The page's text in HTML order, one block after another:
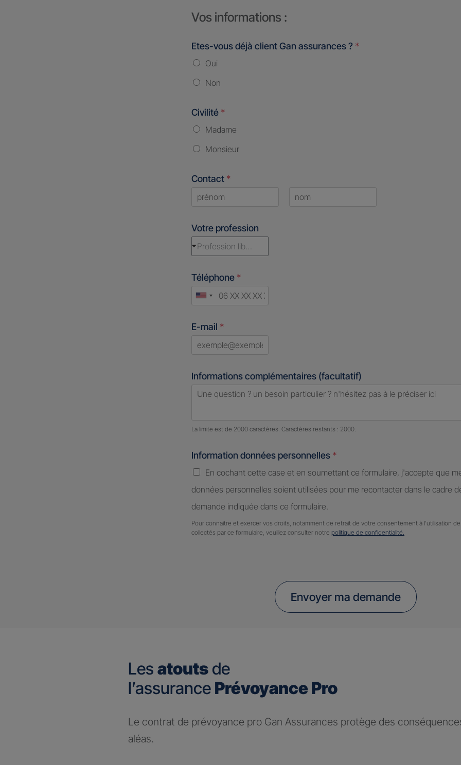
Vos informations :
Etes-vous déjà client Gan assurances ? *
Oui
Non
Civilité *
Madame
Monsieur
Contact *
Votre profession
Profession libérale
Téléphone *
United
E-mail *
Informations complémentaires (facultatif)
Nombre de caractères restants : 2000 caractères restants
La limite est de 2000 caractères. Caractères restants : 2000.
Information données personnelles *
En cochant cette case et en soumettant ce formulaire, j'accepte que
données personnelles soient utilisées pour me recontacter dans le cadre
demande indiquée dans ce formulaire.
Pour connaitre et exercer vos droits, notamment de retrait de votre consentement à l'utilisation
collectés par ce formulaire, veuillez consulter notre politique de confidentialité.
Envoyer ma demande
Les atoutsde
l’assurance Prévoyance Pro
Le contrat de prévoyance pro Gan Assurances protège des
aléas.